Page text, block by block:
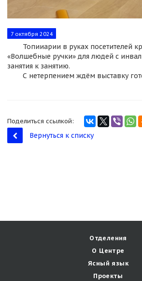
7 октября 2024
Топииарии в руках посетителей
«Волшебные ручки» для людей с
занятия к занятию.
С нетерпением ждём выставку
Поделиться ссылкой:
Вернуться к списку
Отделения
О Центре
Ясный язык
Проекты